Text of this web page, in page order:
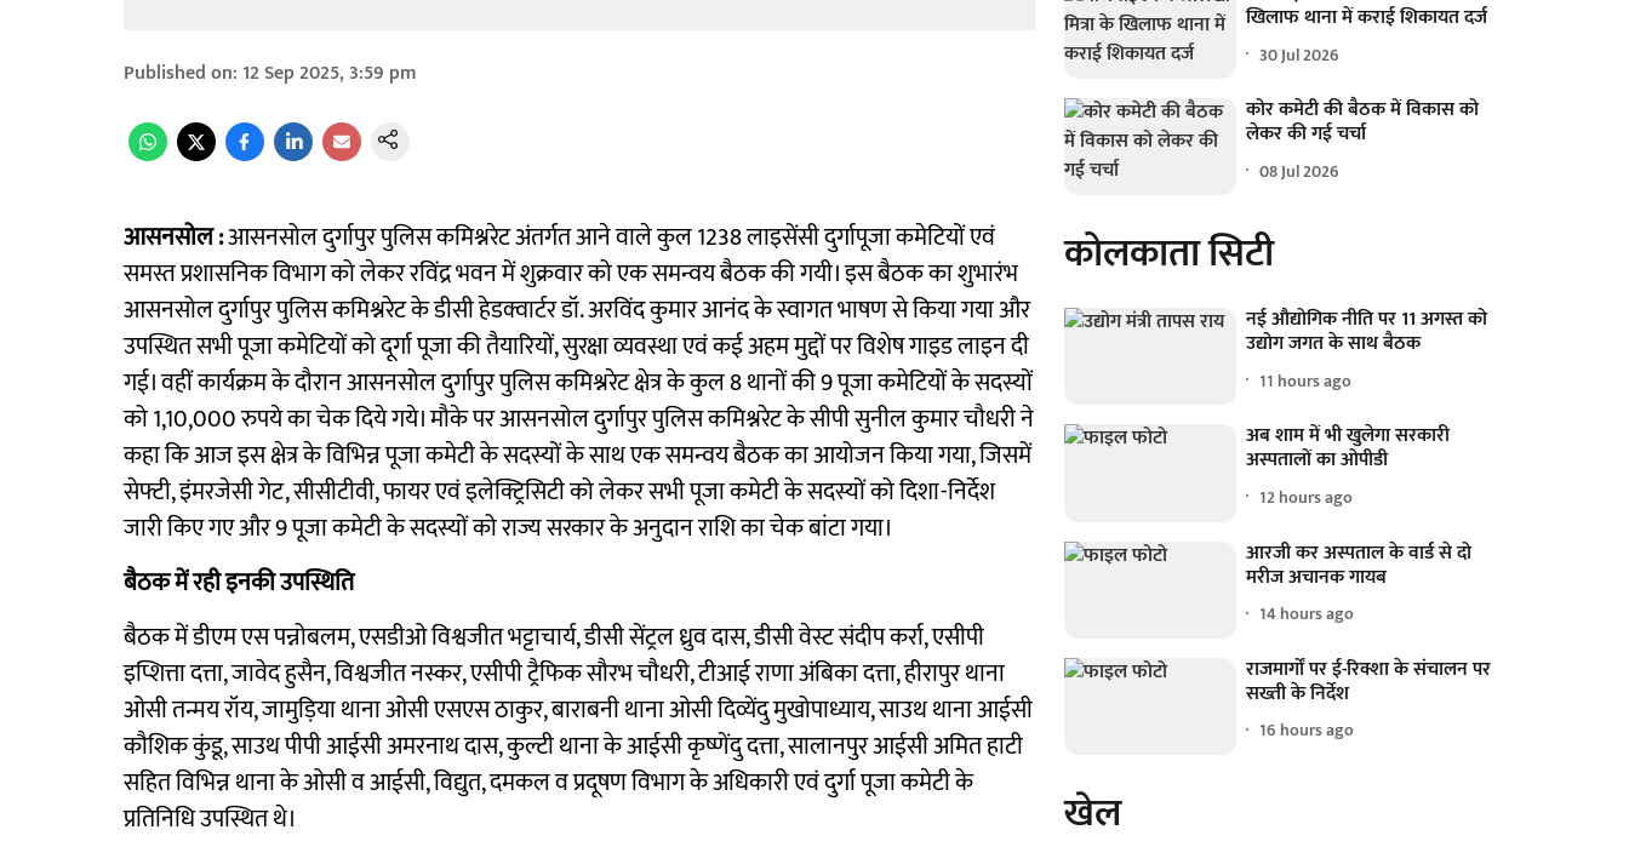
Published on: 12 Sep 2025, 3:59 pm
आसनसोल :आसनसोल दुर्गापुर पुलिस कमिश्नरेट अंतर्गत आने वाले कुल 1238 लाइसेंसी दुर्गापूजा कमेटियों एवं
समस्त प्रशासनिक विभाग को लेकर रविंद्र भवन में शुक्रवार को एक समन्वय बैठक की गयी। इस बैठक का शुभारंभ
आसनसोल दुर्गापुर पुलिस कमिश्नरेट के डीसी हेडक्वार्टर डॉ. अरविंद कुमार आनंद के स्वागत भाषण से किया गया और
उपस्थित सभी पूजा कमेटियों को दूर्गा पूजा की तैयारियों, सुरक्षा व्यवस्था एवं कई अहम मुद्दों पर विशेष गाइड लाइन दी
गई। वहीं कार्यक्रम के दौरान आसनसोल दुर्गापुर पुलिस कमिश्नरेट क्षेत्र के कुल 8 थानों की 9 पूजा कमेटियों के सदस्यों
को 1,10,000 रुपये का चेक दिये गये। मौके पर आसनसोल दुर्गापुर पुलिस कमिश्नरेट के सीपी सुनील कुमार चौधरी ने
कहा कि आज इस क्षेत्र के विभिन्न पूजा कमेटी के सदस्यों के साथ एक समन्वय बैठक का आयोजन किया गया, जिसमें
सेफ्टी, इंमरजेसी गेट, सीसीटीवी, फायर एवं इलेक्ट्रिसिटी को लेकर सभी पूजा कमेटी के सदस्यों को दिशा-निर्देश
जारी किए गए और 9 पूजा कमेटी के सदस्यों को राज्य सरकार के अनुदान राशि का चेक बांटा गया।
बैठक में रही इनकी उपस्थिति
बैठक में डीएम एस पन्नोबलम, एसडीओ विश्वजीत भट्टाचार्य, डीसी सेंट्रल ध्रुव दास, डीसी वेस्ट संदीप कर्रा, एसीपी
इप्शित्ता दत्ता, जावेद हुसैन, विश्वजीत नस्कर, एसीपी ट्रैफिक सौरभ चौधरी, टीआई राणा अंबिका दत्ता, हीरापुर थाना
ओसी तन्मय रॉय, जामुड़िया थाना ओसी एसएस ठाकुर, बाराबनी थाना ओसी दिव्येंदु मुखोपाध्याय, साउथ थाना आईसी
कौशिक कुंडू, साउथ पीपी आईसी अमरनाथ दास, कुल्टी थाना के आईसी कृष्णेंदु दत्ता, सालानपुर आईसी अमित हाटी
सहित विभिन्न थाना के ओसी व आईसी, विद्युत, दमकल व प्रदूषण विभाग के अधिकारी एवं दुर्गा पूजा कमेटी के
प्रतिनिधि उपस्थित थे।
खिलाफ थाना में कराई शिकायत दर्ज
30 Jul 2026
कोर कमेटी की बैठक में विकास को
लेकर की गई चर्चा
08 Jul 2026
कोलकाता सिटी
नई औद्योगिक नीति पर 11 अगस्त को
उद्योग जगत के साथ बैठक
11 hours ago
अब शाम में भी खुलेगा सरकारी
अस्पतालों का ओपीडी
12 hours ago
आरजी कर अस्पताल के वार्ड से दो
मरीज अचानक गायब
14 hours ago
राजमार्गों पर ई-रिक्शा के संचालन पर
सख्ती के निर्देश
16 hours ago
खेल